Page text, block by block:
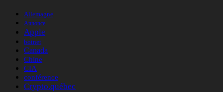
Allemagne
Annonce
Apple
botnet
Canada
Chine
CIA
conférence
Crypto.québec